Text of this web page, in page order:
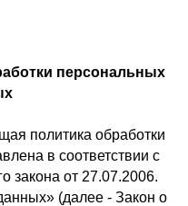
персональных
политика обработки
в соответствии с
закона от 27.07.2006.
(далее - Закон о